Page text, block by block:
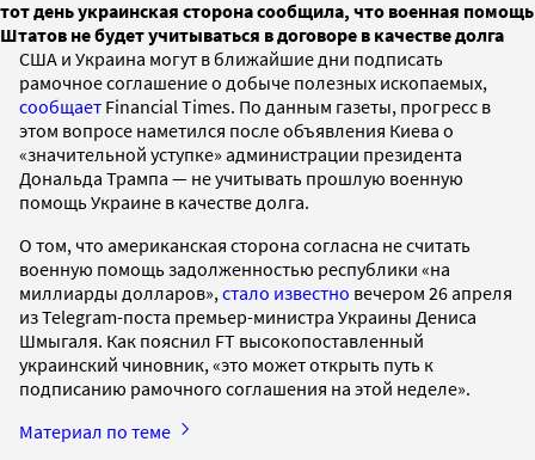
тот день украинская сторона сообщила, что военная помощь
Штатов не будет учитываться в договоре в качестве долга
США и Украина могут в ближайшие дни подписать
рамочное соглашение о добыче полезных ископаемых,
сообщает Financial Times. По данным газеты, прогресс в
этом вопросе наметился после объявления Киева о
«значительной уступке» администрации президента
Дональда Трампа — не учитывать прошлую военную
помощь Украине в качестве долга.
О том, что американская сторона согласна не считать
военную помощь задолженностью республики «на
миллиарды долларов», стало известно вечером 26 апреля
из Telegram-поста премьер-министра Украины Дениса
Шмыгаля. Как пояснил FT высокопоставленный
украинский чиновник, «это может открыть путь к
подписанию рамочного соглашения на этой неделе».
Материал по теме